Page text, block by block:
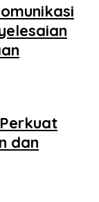
dan